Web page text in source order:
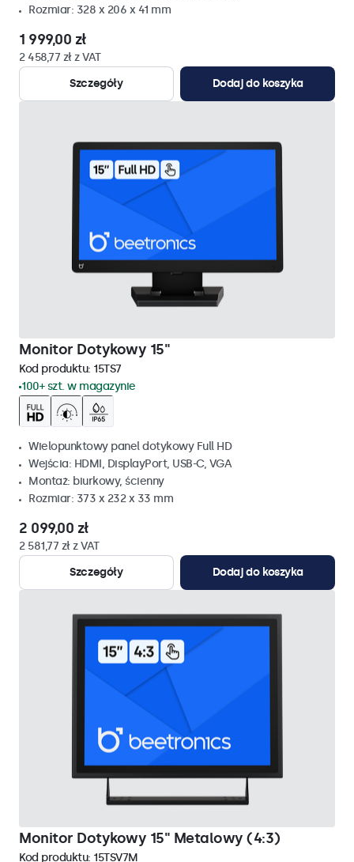
Rozmiar: 328 x 206 x 41 mm
1 999,00 zł
2 458,77 zł z VAT
Szczegóły
Dodaj do koszyka
Monitor Dotykowy 15"
Kod produktu: 15TS7
100+ szt. w magazynie
Wielopunktowy panel dotykowy Full HD
Wejścia: HDMI, DisplayPort, USB-C, VGA
Montaż: biurkowy, ścienny
Rozmiar: 373 x 232 x 33 mm
2 099,00 zł
2 581,77 zł z VAT
Szczegóły
Dodaj do koszyka
Monitor Dotykowy 15" Metalowy (4:3)
Kod produktu: 15TSV7M